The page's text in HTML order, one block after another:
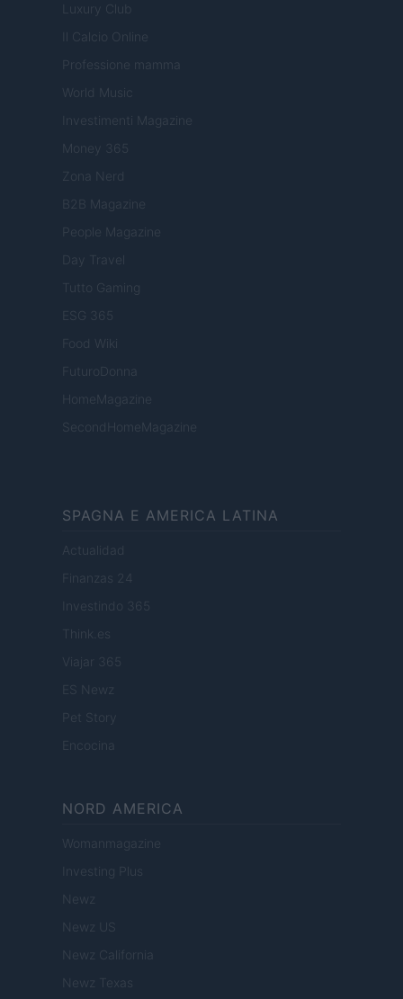
Luxury Club
Il Calcio Online
Professione mamma
World Music
Investimenti Magazine
Money 365
Zona Nerd
B2B Magazine
People Magazine
Day Travel
Tutto Gaming
ESG 365
Food Wiki
FuturoDonna
HomeMagazine
SecondHomeMagazine
SPAGNA E AMERICA LATINA
Actualidad
Finanzas 24
Investindo 365
Think.es
Viajar 365
ES Newz
Pet Story
Encocina
NORD AMERICA
Womanmagazine
Investing Plus
Newz
Newz US
Newz California
Newz Texas